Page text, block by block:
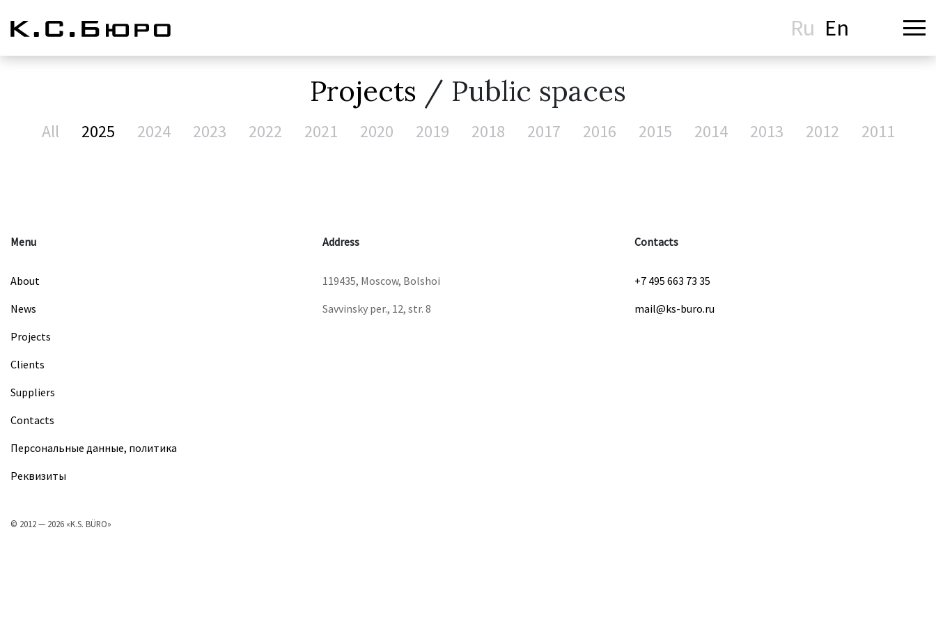
Ru En
Projects / Public spaces
All 2025 2024 2023 2022 2021 2020 2019 2018 2017 2016 2015 2014 2013 2012 2011
Menu
About
News
Projects
Clients
Suppliers
Contacts
Персональные данные, политика
Реквизиты
Address
119435, Moscow, Bolshoi
Savvinsky per., 12, str. 8
Contacts
+7 495 663 73 35
mail@ks-buro.ru
© 2012 — 2026 «K.S. BÜRO»